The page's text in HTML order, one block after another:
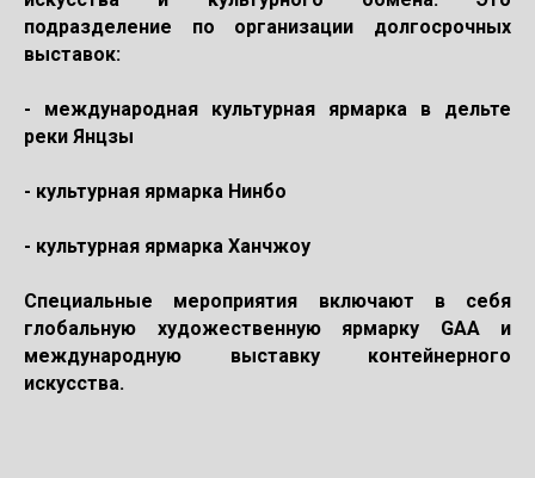
подразделение по организации долгосрочных
выставок:
- международная культурная ярмарка в дельте
реки Янцзы
- культурная ярмарка Нинбо
- культурная ярмарка Ханчжоу
Специальные мероприятия включают в себя
глобальную художественную ярмарку GAA и
международную выставку контейнерного
искусства.